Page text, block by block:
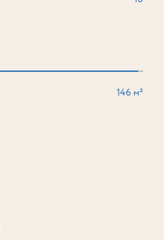
146 м²